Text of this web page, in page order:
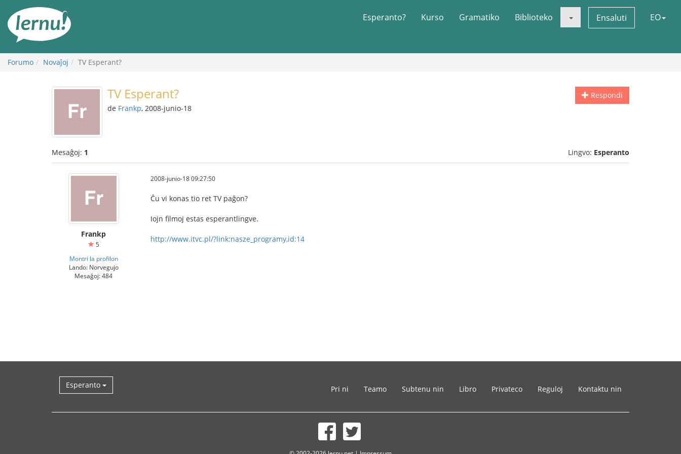
enhavo
Esperanto? Kurso Gramatiko Biblioteko Ensaluti EO
Forumo Novaĵoj TV Esperant?
Respondi
TV Esperant?
de Frankp, 2008-junio-18
Mesaĝoj: 1 Lingvo: Esperanto
Frankp
5
Montri la profilon
Lando: Norvegujo
Mesaĝoj: 484
2008-junio-18 09:27:50
Ĉu vi konas tio ret TV paĝon?
Iojn filmoj estas esperantlingve.
http://www.itvc.pl/?link:nasze_programy,id:14
Esperanto Pri ni Teamo Subtenu nin Libro Privateco Reguloj Kontaktu nin